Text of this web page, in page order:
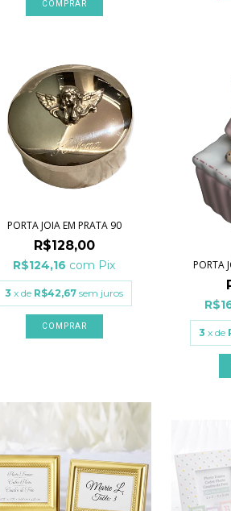
PORTA JOIA EM PRATA 90
R$128,00
R$124,16 com Pix
3 x de R$42,67 sem juros
COMPRAR
PORTA
3 x de